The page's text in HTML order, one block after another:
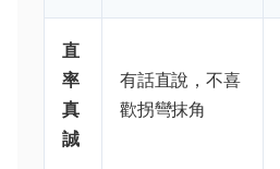
直
率
真
誠
有話直說，不喜
歡拐彎抹角